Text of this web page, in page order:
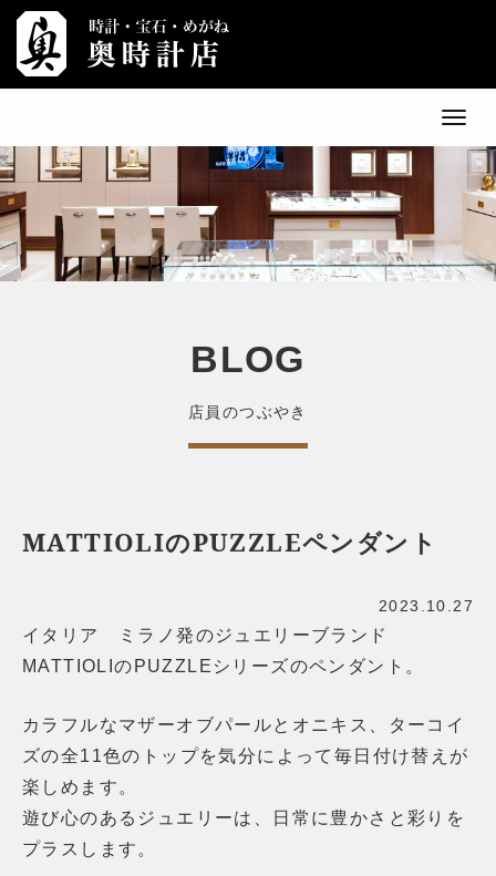
メ
ニ
ュ
ー
BLOG
店員のつぶやき
MATTIOLIのPUZZLEペンダント
2023.10.27
イタリア ミラノ発のジュエリーブランド
MATTIOLIのPUZZLEシリーズのペンダント。
カラフルなマザーオブパールとオニキス、ターコイ
ズの全11色のトップを気分によって毎日付け替えが
楽しめます。
遊び心のあるジュエリーは、日常に豊かさと彩りを
プラスします。